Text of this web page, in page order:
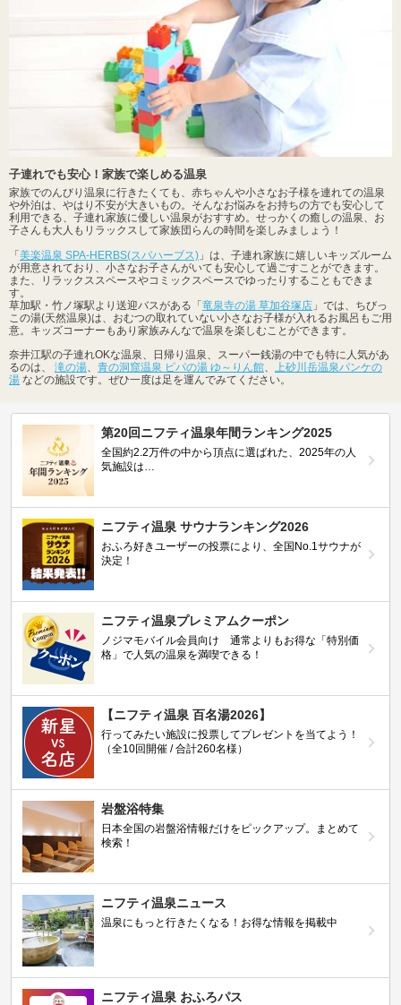
子連れでも安心！家族で楽しめる温泉
家族でのんびり温泉に行きたくても、赤ちゃんや小さなお子様を連れての温泉
や外泊は、やはり不安が大きいもの。そんなお悩みをお持ちの方でも安心して
利用できる、子連れ家族に優しい温泉がおすすめ。せっかくの癒しの温泉、お
子さんも大人もリラックスして家族団らんの時間を楽しみましょう！
「 美楽温泉 SPA-HERBS(スパハーブス) 」は、子連れ家族に嬉しいキッズルーム
が用意されており、小さなお子さんがいても安心して過ごすことができます。
また、リラックススペースやコミックスペースでゆったりすることもできま
す。
草加駅・竹ノ塚駅より送迎バスがある「 竜泉寺の湯 草加谷塚店 」では、ちびっ
この湯(天然温泉)は、おむつの取れていない小さなお子様が入れるお風呂もご用
意。キッズコーナーもあり家族みんなで温泉を楽しむことができます。
奈井江駅の子連れOKな温泉、日帰り温泉、スーパー銭湯の中でも特に人気があ
るのは、 滝の湯、 青の洞窟温泉 ピパの湯 ゆ～りん館、 上砂川岳温泉パンケの
湯 などの施設です。ぜひ一度は足を運んでみてください。
第20回ニフティ温泉年間ランキング2025
全国約2.2万件の中から頂点に選ばれた、2025年の人
気施設は…
ニフティ温泉 サウナランキング2026
おふろ好きユーザーの投票により、全国No.1サウナが
決定！
ニフティ温泉プレミアムクーポン
ノジマモバイル会員向け 通常よりもお得な「特別価
格」で人気の温泉を満喫できる！
【ニフティ温泉 百名湯2026】
行ってみたい施設に投票してプレゼントを当てよう！
（全10回開催 / 合計260名様）
岩盤浴特集
日本全国の岩盤浴情報だけをピックアップ。まとめて
検索！
ニフティ温泉ニュース
温泉にもっと行きたくなる！お得な情報を掲載中
ニフティ温泉 おふろパス